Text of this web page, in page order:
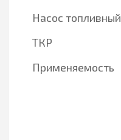
Насос топливный
ТКР
Применяемость